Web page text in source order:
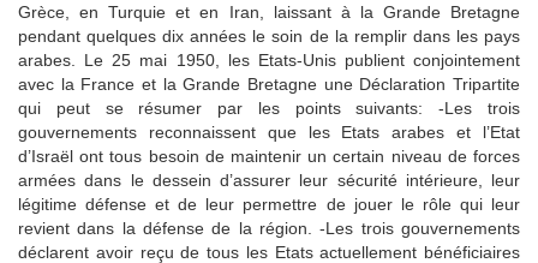
Grèce, en Turquie et en Iran, laissant à la Grande Bretagne
pendant quelques dix années le soin de la remplir dans les pays
arabes. Le 25 mai 1950, les Etats-Unis publient conjointement
avec la France et la Grande Bretagne une Déclaration Tripartite
qui peut se résumer par les points suivants: -Les trois
gouvernements reconnaissent que les Etats arabes et l’Etat
d’Israël ont tous besoin de maintenir un certain niveau de forces
armées dans le dessein d’assurer leur sécurité intérieure, leur
légitime défense et de leur permettre de jouer le rôle qui leur
revient dans la défense de la région. -Les trois gouvernements
déclarent avoir reçu de tous les Etats actuellement bénéficiaires